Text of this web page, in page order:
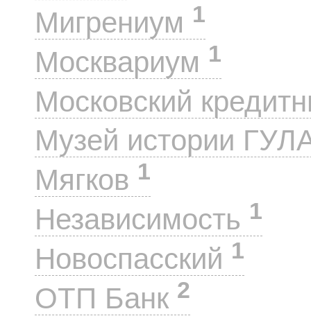
Мигрениум 1
Москвариум 1
Московский
Музей истории
Мягков 1
Независимость 1
Новоспасский 1
ОТП Банк 2